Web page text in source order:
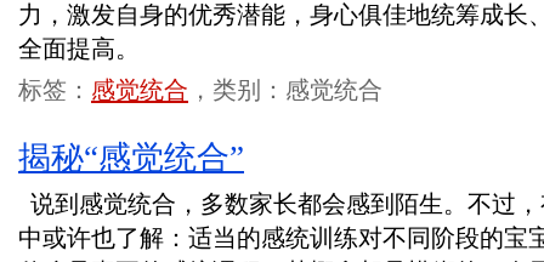
力，激发自身的优秀潜能，身心俱佳地统筹成长
全面提高。
标签： 感觉统合 ，类别：感觉统合
揭秘“感觉统合”
说到感觉统合，多数家长都会感到陌生。不过
中或许也了解：适当的感统训练对不同阶段的宝